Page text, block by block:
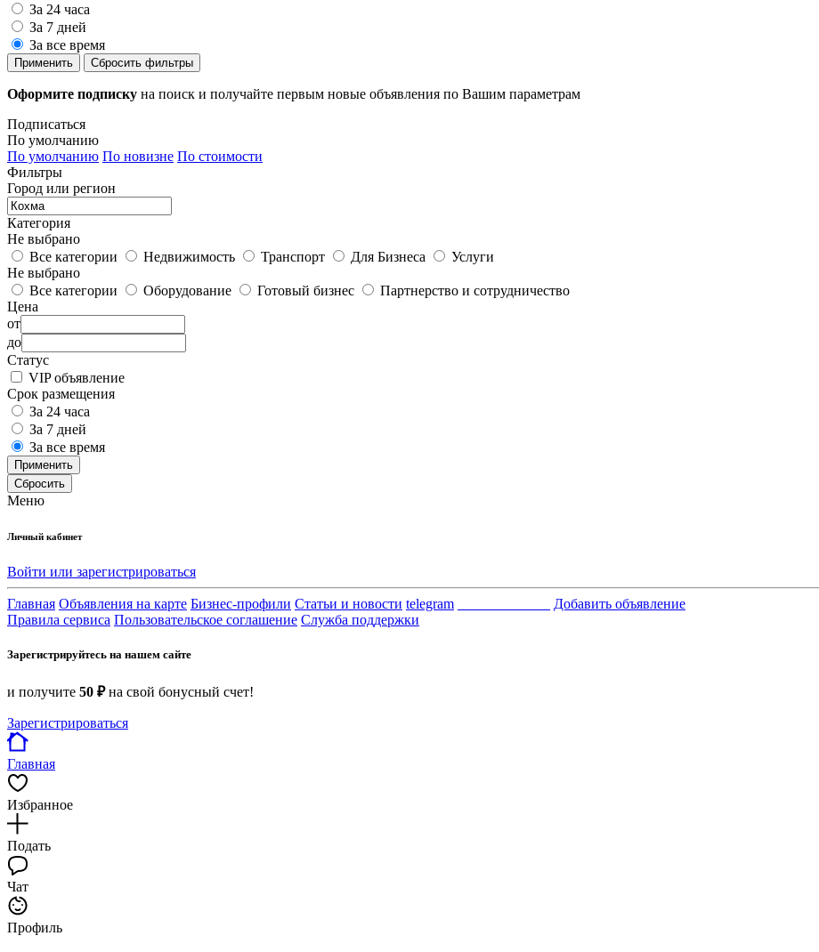
За 24 часа
За 7 дней
За все время
Применить Сбросить фильтры
Оформите подписку на поиск и получайте первым новые объявления по Вашим параметрам
Подписаться
По умолчанию
По умолчанию По новизне По стоимости
Фильтры
Город или регион
Категория
Не выбрано
Все категории
Недвижимость Транспорт Для Бизнеса
Услуги
Не выбрано
Все категории
Оборудование Готовый бизнес
Партнерство и сотрудничество
Цена
от
до
Статус
VIP объявление
Срок размещения
За 24 часа
За 7 дней
За все время
Применить
Сбросить
Меню
Личный кабинет
Войти или зарегистрироваться
Главная Объявления на карте Бизнес-профили Статьи и новости telegram
Добавить объявление
Правила сервиса Пользовательское соглашение Служба поддержки
Зарегистрируйтесь на нашем сайте
и получите 50 ₽на свой бонусный счет!
Зарегистрироваться
Главная
Избранное
Подать
Чат
Профиль